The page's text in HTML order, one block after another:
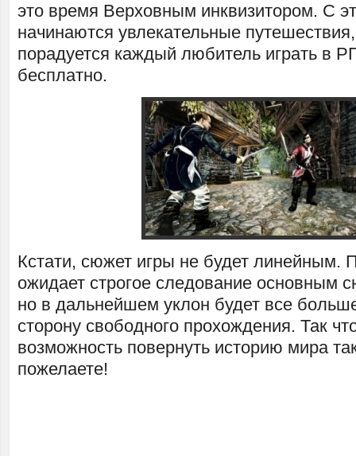
это время Верховным инквизитором. С
начинаются увлекательные
порадуется каждый любитель играть в
бесплатно.
Кстати, сюжет игры не будет линейным.
ожидает строгое следование основным
но в дальнейшем уклон будет все
сторону свободного прохождения. Так
возможность повернуть историю мира
пожелаете!